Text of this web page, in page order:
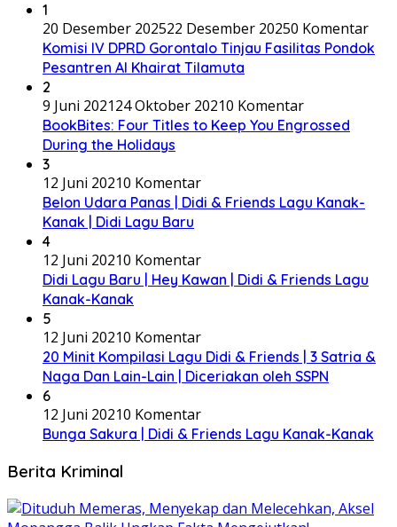
1
20 Desember 202522 Desember 20250 Komentar
Komisi IV DPRD Gorontalo Tinjau Fasilitas Pondok
Pesantren Al Khairat Tilamuta
2
9 Juni 202124 Oktober 20210 Komentar
BookBites: Four Titles to Keep You Engrossed
During the Holidays
3
12 Juni 20210 Komentar
Belon Udara Panas | Didi & Friends Lagu Kanak-
Kanak | Didi Lagu Baru
4
12 Juni 20210 Komentar
Didi Lagu Baru | Hey Kawan | Didi & Friends Lagu
Kanak-Kanak
5
12 Juni 20210 Komentar
20 Minit Kompilasi Lagu Didi & Friends | 3 Satria &
Naga Dan Lain-Lain | Diceriakan oleh SSPN
6
12 Juni 20210 Komentar
Bunga Sakura | Didi & Friends Lagu Kanak-Kanak
Berita Kriminal